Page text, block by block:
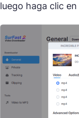
luego haga clic en